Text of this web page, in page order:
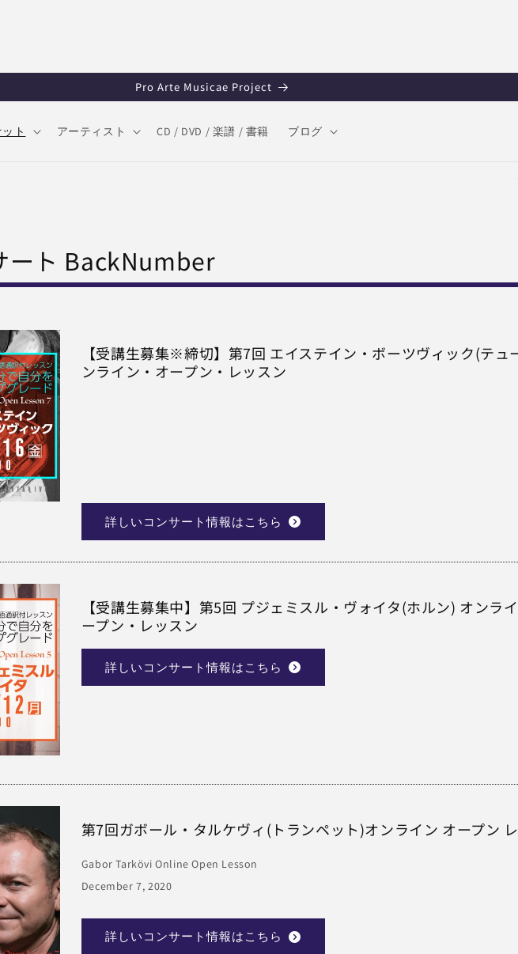
Pro Arte Musicae Project
ト アーティスト CD / DVD / 楽譜 / 書籍 ブログ
ート BackNumber
【受講生募集※締切】第7回 エイステイン・ボーツヴィック(テュ
ンライン・オープン・レッスン
詳しいコンサート情報はこちら
【受講生募集中】第5回 プジェミスル・ヴォイタ(ホルン) オンラ
ープン・レッスン
詳しいコンサート情報はこちら
第7回ガボール・タルケヴィ(トランペット)オンライン オープン
Gabor Tarkövi Online Open Lesson
December 7, 2020
詳しいコンサート情報はこちら